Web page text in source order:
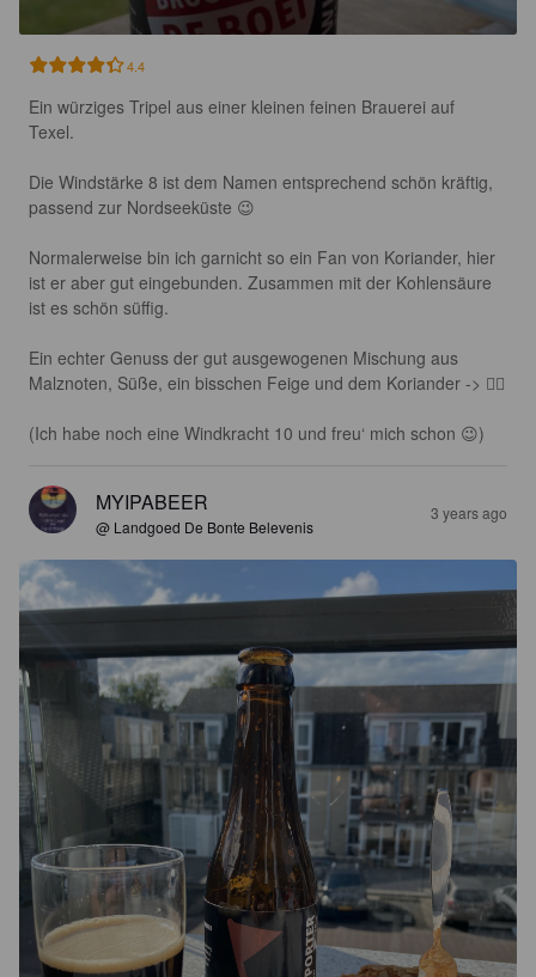
4.4
Ein würziges Tripel aus einer kleinen feinen Brauerei auf
Texel.
Die Windstärke 8 ist dem Namen entsprechend schön kräftig,
passend zur Nordseeküste 😉
Normalerweise bin ich garnicht so ein Fan von Koriander, hier
ist er aber gut eingebunden. Zusammen mit der Kohlensäure
ist es schön süffig.
Ein echter Genuss der gut ausgewogenen Mischung aus
Malznoten, Süße, ein bisschen Feige und dem Koriander -> 👍🏽
(Ich habe noch eine Windkracht 10 und freu‘ mich schon 😉)
MYIPABEER
@ Landgoed De Bonte Belevenis
3 years ago